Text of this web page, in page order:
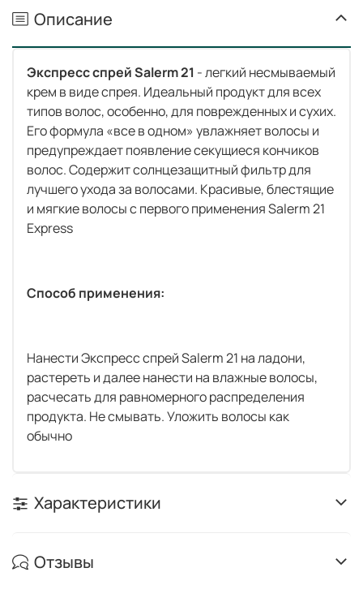
Описание
Экспресс спрей Salerm 21 - легкий несмываемый
крем в виде спрея. Идеальный продукт для всех
типов волос, особенно, для поврежденных и сухих.
Его формула «все в одном» увлажняет волосы и
предупреждает появление секущиеся кончиков
волос. Содержит солнцезащитный фильтр для
лучшего ухода за волосами. Красивые, блестящие
и мягкие волосы с первого применения Salerm 21
Express
Способ применения:
Нанести Экспресс спрей Salerm 21 на ладони,
растереть и далее нанести на влажные волосы,
расчесать для равномерного распределения
продукта. Не смывать. Уложить волосы как
обычно
Характеристики
Отзывы